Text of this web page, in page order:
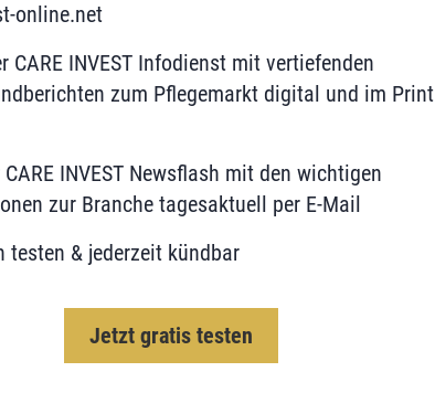
online.net
CARE INVEST Infodienst mit vertiefenden
zum Pflegemarkt digital und im Print
INVEST Newsflash mit den wichtigen
zur Branche tagesaktuell per E-Mail
testen & jederzeit kündbar
Jetzt gratis testen